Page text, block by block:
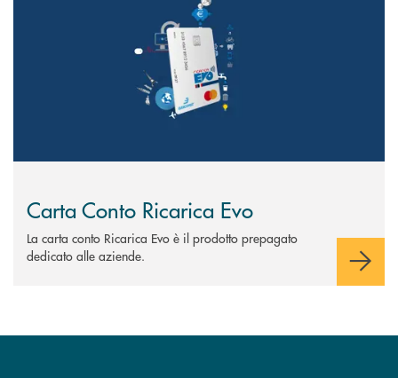
Carta Conto Ricarica Evo
La carta conto Ricarica Evo è il prodotto prepagato
dedicato alle aziende.